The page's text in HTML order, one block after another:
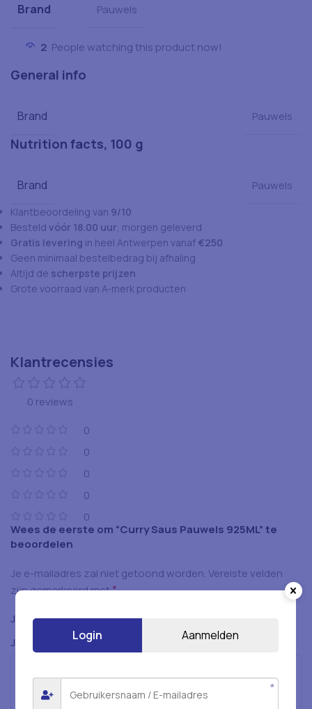
Brand Pauwels
2 People watching this product now!
General info
Brand Pauwels
Nutrition facts, 100 g
Brand Pauwels
Klantbeoordeling van 9/10
Besteld vóór 18.00 uur, morgen geleverd
Gratis levering in heel Antwerpen vanaf €250
Geen minimaal bestelbedrag bij afhaling
Altijd de scherpste prijzen
Grote voorraad van A-merk producten
Klantrecensies
0 reviews
0
0
0
0
0
Wees de eerste om “Curry Saus Pauwels 925ML” te
beoordelen
Je e-mailadres zal niet getoond worden.Vereiste velden
zijn gemarkeerd met*
Je beoordeling*
Je beoordeling*
Login Aanmelden